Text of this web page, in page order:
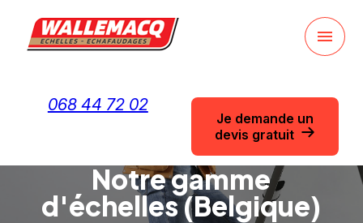
menu
068 44 72 02
Je demande un
devis gratuit
Notre gamme
d'échelles (Belgique)